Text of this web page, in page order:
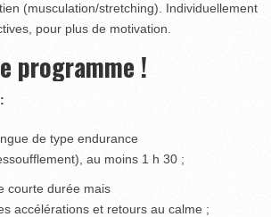
(musculation/stretching). Individuellement
pour plus de motivation.
programme !
de type endurance
au moins 1 h 30 ;
courte durée mais
accélérations et retours au calme ;